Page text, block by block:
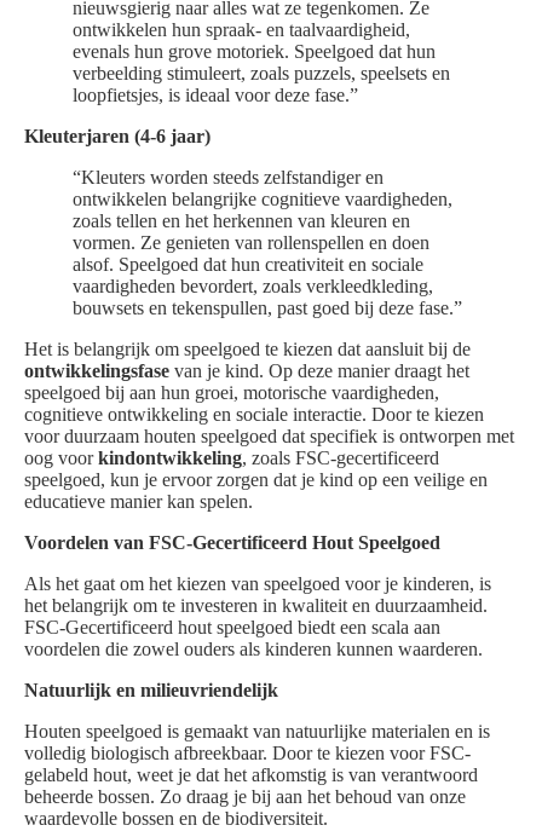
nieuwsgierig naar alles wat ze tegenkomen. Ze
ontwikkelen hun spraak- en taalvaardigheid,
evenals hun grove motoriek. Speelgoed dat hun
verbeelding stimuleert, zoals puzzels, speelsets en
loopfietsjes, is ideaal voor deze fase.”
Kleuterjaren (4-6 jaar)
“Kleuters worden steeds zelfstandiger en
ontwikkelen belangrijke cognitieve vaardigheden,
zoals tellen en het herkennen van kleuren en
vormen. Ze genieten van rollenspellen en doen
alsof. Speelgoed dat hun creativiteit en sociale
vaardigheden bevordert, zoals verkleedkleding,
bouwsets en tekenspullen, past goed bij deze fase.”
Het is belangrijk om speelgoed te kiezen dat aansluit bij de
ontwikkelingsfase van je kind. Op deze manier draagt het
speelgoed bij aan hun groei, motorische vaardigheden,
cognitieve ontwikkeling en sociale interactie. Door te kiezen
voor duurzaam houten speelgoed dat specifiek is ontworpen met
oog voorkindontwikkeling, zoals FSC-gecertificeerd
speelgoed, kun je ervoor zorgen dat je kind op een veilige en
educatieve manier kan spelen.
Voordelen van FSC-Gecertificeerd Hout Speelgoed
Als het gaat om het kiezen van speelgoed voor je kinderen, is
het belangrijk om te investeren in kwaliteit en duurzaamheid.
FSC-Gecertificeerd hout speelgoed biedt een scala aan
voordelen die zowel ouders als kinderen kunnen waarderen.
Natuurlijk en milieuvriendelijk
Houten speelgoed is gemaakt van natuurlijke materialen en is
volledig biologisch afbreekbaar. Door te kiezen voor FSC-
gelabeld hout, weet je dat het afkomstig is van verantwoord
beheerde bossen. Zo draag je bij aan het behoud van onze
waardevolle bossen en de biodiversiteit.